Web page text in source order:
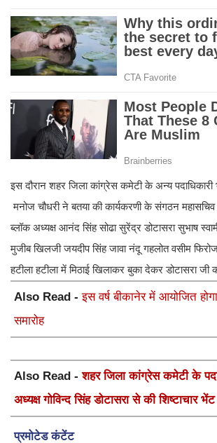
इस दौरान शहर जिला कांग्रेस कमेटी के अन्य पदाधिकारी
मनोज चौधरी ने बतया की कार्यकरणी के संगठन
ब्लॉक अध्यक्ष आनंद सिंह सोढा सुरेंद्र डोटासरा सुभाष
मुजीब खिलजी जयदीप सिंह जावा नंदू गहलोत वसीम
हटीला हटीला में मिठाई खिलाकर बुका देकर डोटासरा जी
Also Read -इस वर्ष बीकानेर में आयोजित
समारोह
Also Read -शहर जिला कांग्रेस कमेटी के
अध्यक्ष गोविन्द सिंह डोटासरा से की शिष्टाचार भेंट